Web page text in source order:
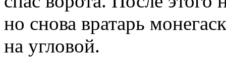
но снова вратарь
на угловой.